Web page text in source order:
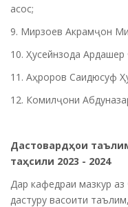
асос;
9. Мирзоев Акрамҷон
10. Ҳусейнзода Ардашер
11. Аҳроров Саидюсуф
12. Комилҷони
Дастовардҳои
таҳсили 2023 - 2024
Дар кафедраи мазкур
дастуру васоити